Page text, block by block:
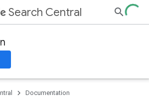
Search Central
Documentation